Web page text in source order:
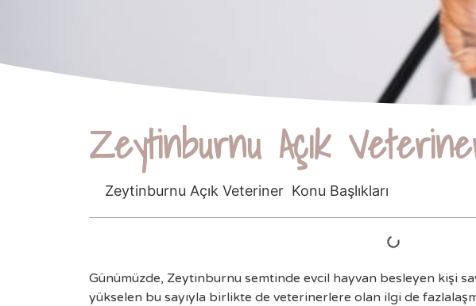
Zeytinburnu Açık
Zeytinburnu Açık Veteriner Konu Başlıkları
Günümüzde, Zeytinburnu semtinde evcil hayvan besleyen kişi
yükselen bu sayıyla birlikte de veterinerlere olan ilgi de